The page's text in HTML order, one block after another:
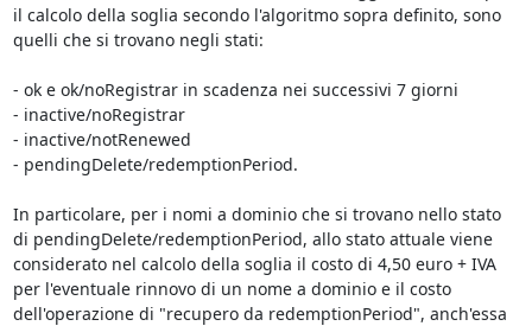
il calcolo della soglia secondo l'algoritmo sopra definito, sono
quelli che si trovano negli stati:
- ok e ok/noRegistrar in scadenza nei successivi 7 giorni
- inactive/noRegistrar
- inactive/notRenewed
- pendingDelete/redemptionPeriod.
In particolare, per i nomi a dominio che si trovano nello stato
di pendingDelete/redemptionPeriod, allo stato attuale viene
considerato nel calcolo della soglia il costo di 4,50 euro + IVA
per l'eventuale rinnovo di un nome a dominio e il costo
dell'operazione di "recupero da redemptionPeriod", anch'essa